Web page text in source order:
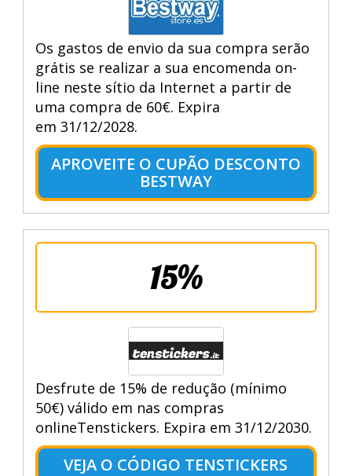
Os gastos de envio da sua compra serão
grátis se realizar a sua encomenda on-
line neste sítio da Internet a partir de
uma compra de 60€. Expira
em 31/12/2028.
APROVEITE O CUPÃO DESCONTO
BESTWAY
15%
Desfrute de 15% de redução (mínimo
50€) válido em nas compras
onlineTenstickers. Expira em 31/12/2030.
VEJA O CÓDIGO TENSTICKERS